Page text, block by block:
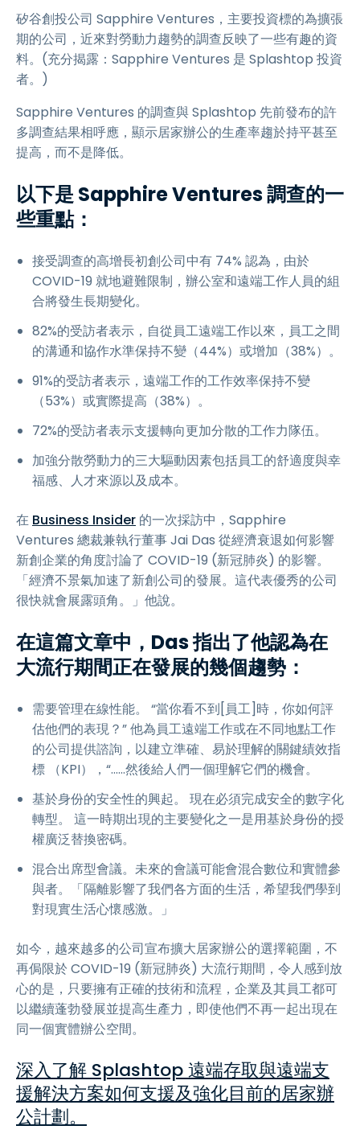
矽谷創投公司 Sapphire Ventures，主要投資標的為擴張
期的公司，近來對勞動力趨勢的調查反映了一些有趣的資
料。(充分揭露：Sapphire Ventures 是 Splashtop 投資
者。)
Sapphire Ventures 的調查與 Splashtop 先前發布的許
多調查結果相呼應，顯示居家辦公的生產率趨於持平甚至
提高，而不是降低。
以下是 Sapphire Ventures 調查的一
些重點：
接受調查的高增長初創公司中有 74% 認為，由於
COVID-19 就地避難限制，辦公室和遠端工作人員的組
合將發生長期變化。
82%的受訪者表示，自從員工遠端工作以來，員工之間
的溝通和協作水準保持不變（44%）或增加（38%）。
91%的受訪者表示，遠端工作的工作效率保持不變
（53%）或實際提高（38%）。
72%的受訪者表示支援轉向更加分散的工作力隊伍。
加強分散勞動力的三大驅動因素包括員工的舒適度與幸
福感、人才來源以及成本。
在 Business Insider 的一次採訪中，Sapphire
Ventures 總裁兼執行董事 Jai Das 從經濟衰退如何影響
新創企業的角度討論了 COVID-19 (新冠肺炎) 的影響。
「經濟不景氣加速了新創公司的發展。這代表優秀的公司
很快就會展露頭角。」他說。
在這篇文章中，Das 指出了他認為在
大流行期間正在發展的幾個趨勢：
需要管理在線性能。 “當你看不到[員工]時，你如何評
估他們的表現？” 他為員工遠端工作或在不同地點工作
的公司提供諮詢，以建立準確、易於理解的關鍵績效指
標 （KPI），“......然後給人們一個理解它們的機會。
基於身份的安全性的興起。 現在必須完成安全的數字化
轉型。 這一時期出現的主要變化之一是用基於身份的授
權廣泛替換密碼。
混合出席型會議。未來的會議可能會混合數位和實體參
與者。「隔離影響了我們各方面的生活，希望我們學到
對現實生活心懷感激。」
如今，越來越多的公司宣布擴大居家辦公的選擇範圍，不
再侷限於 COVID-19 (新冠肺炎) 大流行期間，令人感到放
心的是，只要擁有正確的技術和流程，企業及其員工都可
以繼續蓬勃發展並提高生產力，即使他們不再一起出現在
同一個實體辦公空間。
深入了解 Splashtop 遠端存取與遠端支
援解決方案如何支援及強化目前的居家辦
公計劃。